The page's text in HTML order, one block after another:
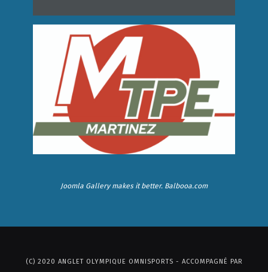
Joomla Gallerymakes it better. Balbooa.com
(C) 2020 ANGLET OLYMPIQUE OMNISPORTS - ACCOMPAGNÉ PAR